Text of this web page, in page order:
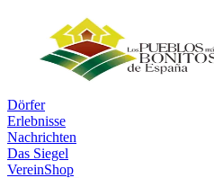
Dörfer
Erlebnisse
Nachrichten
Das Siegel
VereinShop